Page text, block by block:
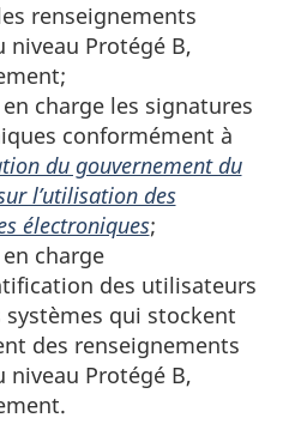
renseignements
niveau Protégé B,
charge les signatures
conformément à
du gouvernement du
l’utilisation des
électroniques;
charge
des utilisateurs
systèmes qui stockent
des renseignements
niveau Protégé B,